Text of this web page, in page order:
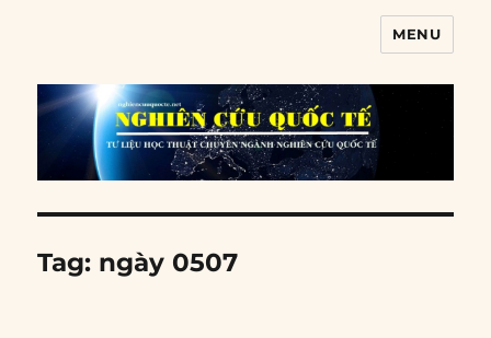
MENU
Tag: ngày 0507